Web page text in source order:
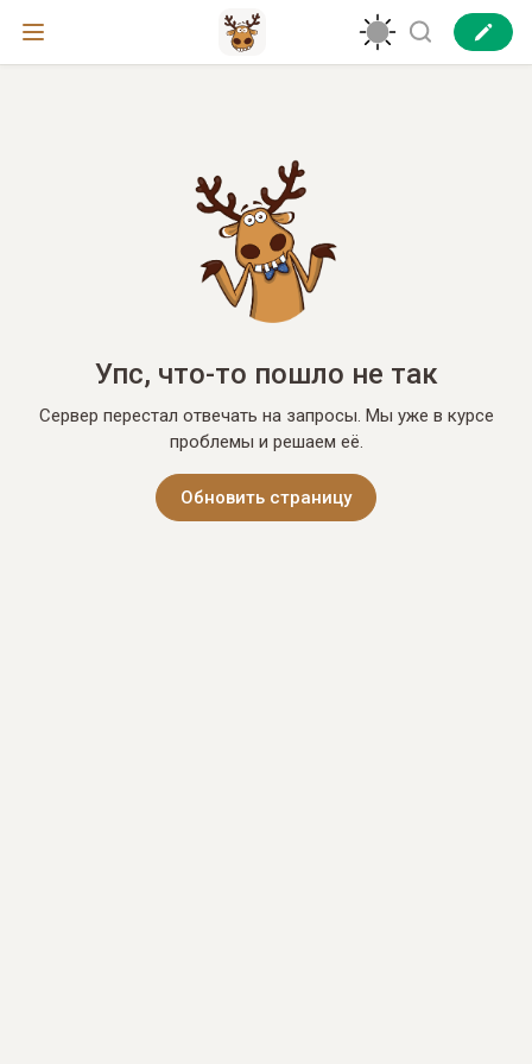
Упс, что-то пошло не так
Сервер перестал отвечать на запросы. Мы уже в курсе
проблемы и решаем её.
Обновить страницу